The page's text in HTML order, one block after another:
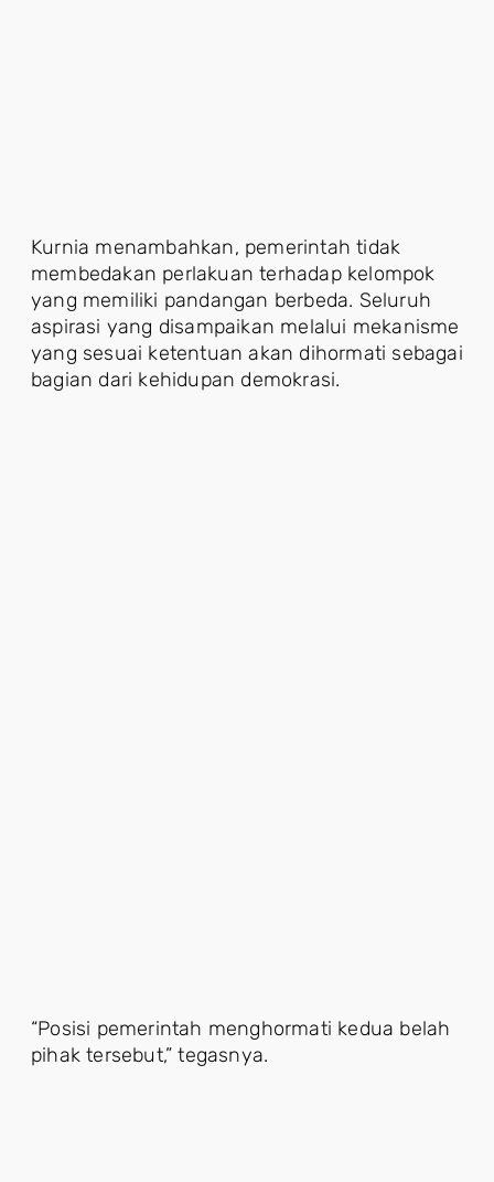
Kurnia menambahkan, pemerintah tidak
membedakan perlakuan terhadap kelompok
yang memiliki pandangan berbeda. Seluruh
aspirasi yang disampaikan melalui mekanisme
yang sesuai ketentuan akan dihormati sebagai
bagian dari kehidupan demokrasi.
“Posisi pemerintah menghormati kedua belah
pihak tersebut,” tegasnya.